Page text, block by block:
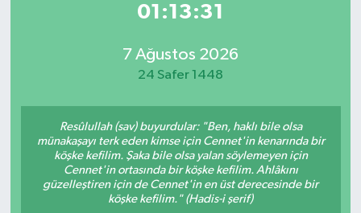
01:13:31
7 Ağustos 2026
24 Safer 1448
Resûlullah (sav) buyurdular: "Ben, haklı bile olsa
münakaşayı terk eden kimse için Cennet'in kenarında bir
köşke kefilim. Şaka bile olsa yalan söylemeyen için
Cennet'in ortasında bir köşke kefilim. Ahlâkını
güzelleştiren için de Cennet'in en üst derecesinde bir
köşke kefilim." (Hadis-i şerif)